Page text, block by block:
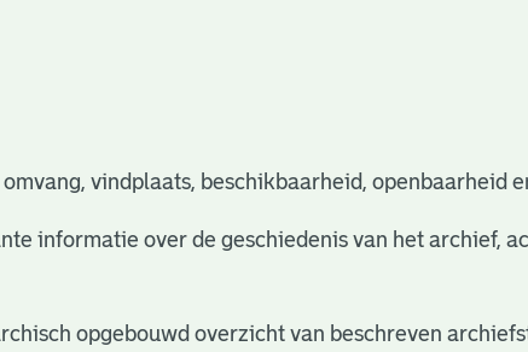
vindplaats, beschikbaarheid, openbaarheid
informatie over de geschiedenis van het archief,
opgebouwd overzicht van beschreven